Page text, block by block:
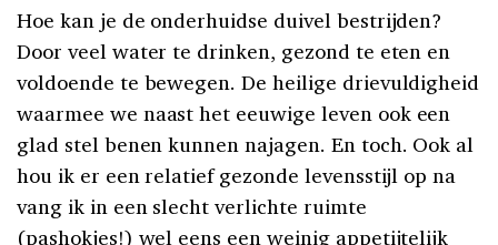
Hoe kan je de onderhuidse duivel bestrijden?
Door veel water te drinken, gezond te eten en
voldoende te bewegen. De heilige drievuldigheid
waarmee we naast het eeuwige leven ook een
glad stel benen kunnen najagen. En toch. Ook al
hou ik er een relatief gezonde levensstijl op na
vang ik in een slecht verlichte ruimte
(pashokjes!) wel eens een weinig appetijtelijk